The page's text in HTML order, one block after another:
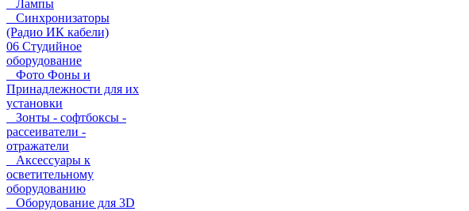
Лампы
Синхронизаторы
(Радио ИК кабели)
06 Студийное
оборудование
Фото Фоны и
Принадлежности для их
установки
Зонты - софтбоксы -
рассеиватели -
отражатели
Аксессуары к
осветительному
оборудованию
Оборудование для 3D